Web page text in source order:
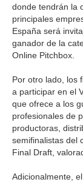
donde tendrán la
principales
España será
ganador de la
Online Pitchbox.
Por otro lado, los
a participar en el
que ofrece a los
profesionales de
productoras,
semifinalistas del
Final Draft,
Adicionalmente,